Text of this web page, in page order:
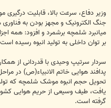
وزیر دفاع، سرعت بالا، قابلیت درگیری
جنگ الکترونیک و مجهز بودن به
میانبرد شلمچه برشمرد و افزود: همه
بر توان داخلی به تولید انبوه رسیده
سردار سرتیپ وحیدی با قدردانی از
پدافند هوایی خاتم الانبیاء(ص) در
تحویل حجم انبوه موشک شلمچه که
یافت، طیف وسیعی از حریم هوایی
گرفته است.